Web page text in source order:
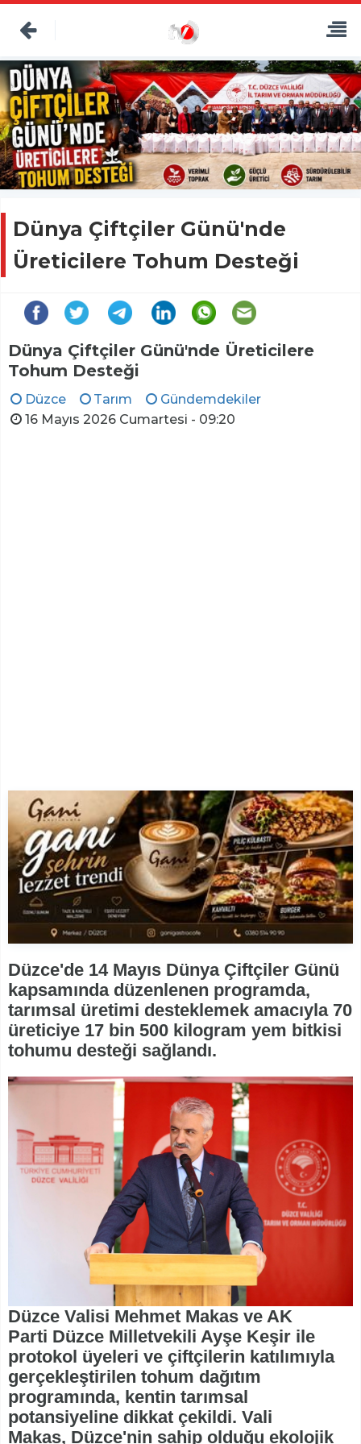
Dünya Çiftçiler Günü'nde
Üreticilere Tohum Desteği
Dünya Çiftçiler Günü'nde Üreticilere
Tohum Desteği
Düzce Tarım
Gündemdekiler
16 Mayıs 2026 Cumartesi - 09:20
Düzce'de 14 Mayıs Dünya Çiftçiler Günü
kapsamında düzenlenen programda,
tarımsal üretimi desteklemek amacıyla 70
üreticiye 17 bin 500 kilogram yem bitkisi
tohumu desteği sağlandı.
Düzce Valisi Mehmet Makas ve AK
Parti Düzce Milletvekili Ayşe Keşir ile
protokol üyeleri ve çiftçilerin katılımıyla
gerçekleştirilen tohum dağıtım
programında, kentin tarımsal
potansiyeline dikkat çekildi. Vali
Makas, Düzce'nin sahip olduğu ekolojik